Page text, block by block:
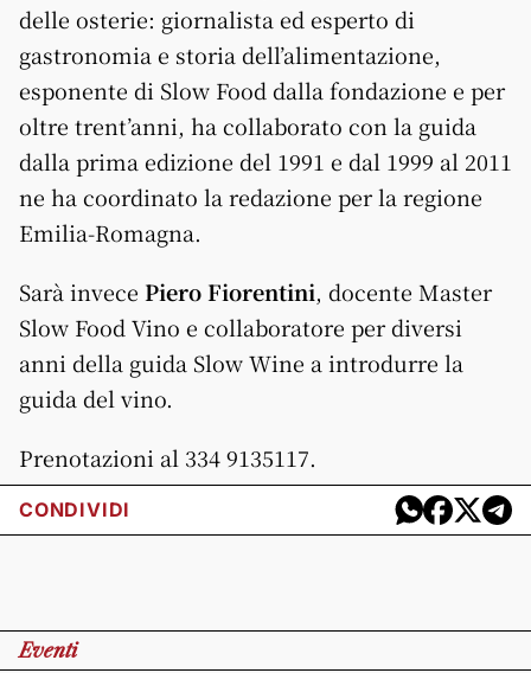
delle osterie: giornalista ed esperto di
gastronomia e storia dell’alimentazione,
esponente di Slow Food dalla fondazione e per
oltre trent’anni, ha collaborato con la guida
dalla prima edizione del 1991 e dal 1999 al 2011
ne ha coordinato la redazione per la regione
Emilia-Romagna.
Sarà invece Piero Fiorentini, docente Master
Slow Food Vino e collaboratore per diversi
anni della guida Slow Wine a introdurre la
guida del vino.
Prenotazioni al 334 9135117.
CONDIVIDI
Eventi